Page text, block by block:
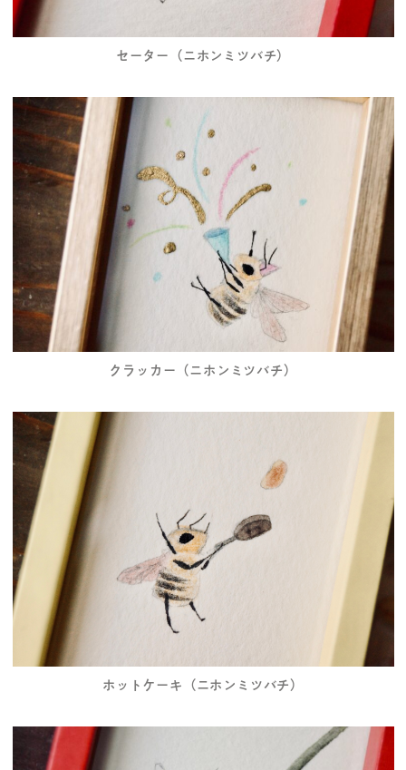
セーター（ニホンミツバチ）
クラッカー（ニホンミツバチ）
ホットケーキ（ニホンミツバチ）